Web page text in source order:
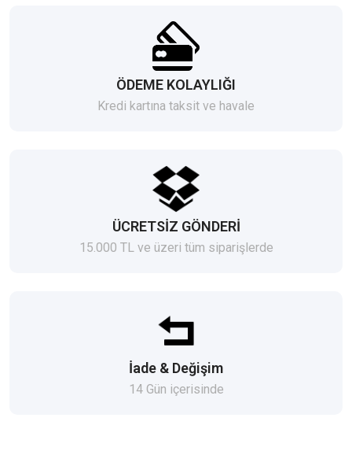
ÖDEME KOLAYLIĞI
Kredi kartına taksit ve havale
ÜCRETSİZ GÖNDERİ
15.000 TL ve üzeri tüm siparişlerde
İade & Değişim
14 Gün içerisinde